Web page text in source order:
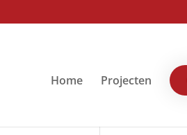
Home Projecten